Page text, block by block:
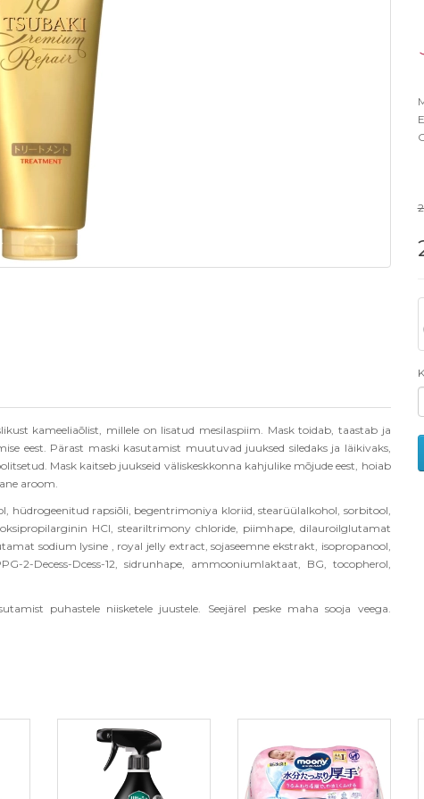
kameeliaõlist, millele on lisatud mesilaspiim. Mask toidab, taastab ja
eest. Pärast maski kasutamist muutuvad juuksed siledaks ja läikivaks,
Mask kaitseb juukseid väliskeskkonna kahjulike mõjude eest, hoiab
aroom.
hüdrogeenitud rapsiõli, begentrimoniya kloriid, stearüülalkohol, sorbitool,
HCl, steariltrimony chloride, piimhape, dilauroilglutamat
sodium lysine , royal jelly extract, sojaseemne ekstrakt, isopropanool,
2-Decess-Dcess-12, sidrunhape, ammooniumlaktaat, BG, tocopherol,
puhastele niisketele juustele. Seejärel peske maha sooja veega.